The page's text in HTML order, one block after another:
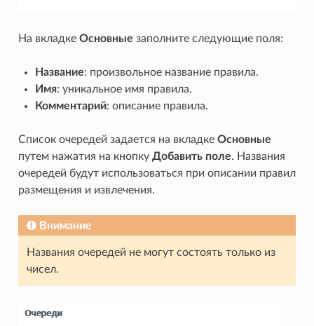
На вкладке Основные заполните следующие поля:
Название: произвольное название правила.
Имя: уникальное имя правила.
Комментарий: описание правила.
Список очередей задается на вкладке Основные
путем нажатия на кнопку Добавить поле. Названия
очередей будут использоваться при описании правил
размещения и извлечения.
Внимание
Названия очередей не могут состоять только из
чисел.